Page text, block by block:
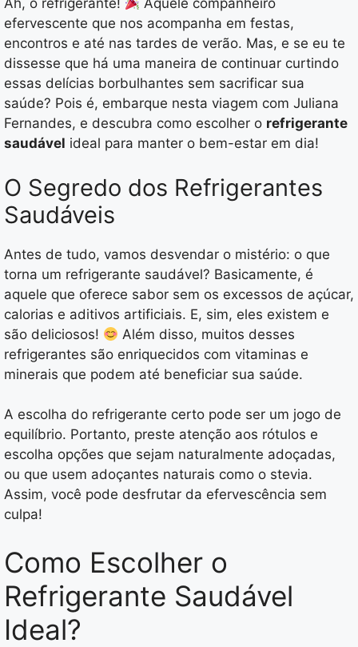
Ah, o refrigerante!
Aquele companheiro
efervescente que nos acompanha em festas,
encontros e até nas tardes de verão. Mas, e se eu te
dissesse que há uma maneira de continuar curtindo
essas delícias borbulhantes sem sacrificar sua
saúde? Pois é, embarque nesta viagem com Juliana
Fernandes, e descubra como escolher o refrigerante
saudável ideal para manter o bem-estar em dia!
O Segredo dos Refrigerantes
Saudáveis
Antes de tudo, vamos desvendar o mistério: o que
torna um refrigerante saudável? Basicamente, é
aquele que oferece sabor sem os excessos de açúcar,
calorias e aditivos artificiais. E, sim, eles existem e
são deliciosos!
Além disso, muitos desses
refrigerantes são enriquecidos com vitaminas e
minerais que podem até beneficiar sua saúde.
A escolha do refrigerante certo pode ser um jogo de
equilíbrio. Portanto, preste atenção aos rótulos e
escolha opções que sejam naturalmente adoçadas,
ou que usem adoçantes naturais como o stevia.
Assim, você pode desfrutar da efervescência sem
culpa!
Como Escolher o
Refrigerante Saudável
Ideal?